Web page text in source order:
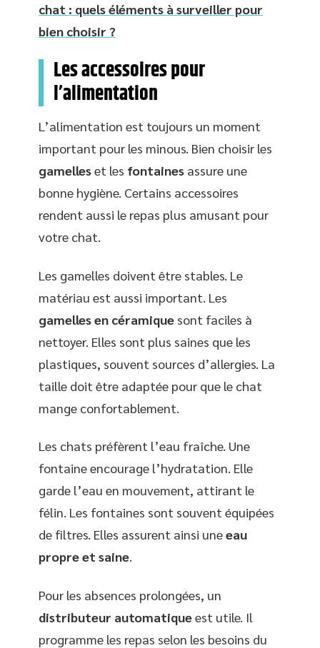
chat : quels éléments à surveiller pour
bien choisir ?
Les accessoires pour
l’alimentation
L’alimentation est toujours un moment
important pour les minous. Bien choisir les
gamelleset les fontaines assure une
bonne hygiène. Certains accessoires
rendent aussi le repas plus amusant pour
votre chat.
Les gamelles doivent être stables. Le
matériau est aussi important. Les
gamelles en céramique sont faciles à
nettoyer. Elles sont plus saines que les
plastiques, souvent sources d’allergies. La
taille doit être adaptée pour que le chat
mange confortablement.
Les chats préfèrent l’eau fraîche. Une
fontaine encourage l’hydratation. Elle
garde l’eau en mouvement, attirant le
félin. Les fontaines sont souvent équipées
de filtres. Elles assurent ainsi uneeau
propre et saine.
Pour les absences prolongées, un
distributeur automatiqueest utile. Il
programme les repas selon les besoins du